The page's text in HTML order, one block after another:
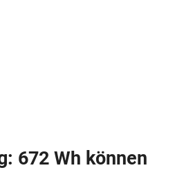
672 Wh können